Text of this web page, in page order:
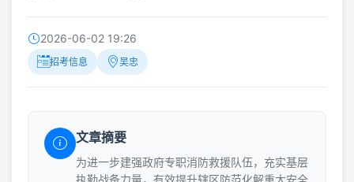
2026-06-02 19:26
招考信息 吴忠
文章摘要
为进一步建强政府专职消防救援队伍，充实基层
执勤战备力量，有效提升辖区防范化解重大安全